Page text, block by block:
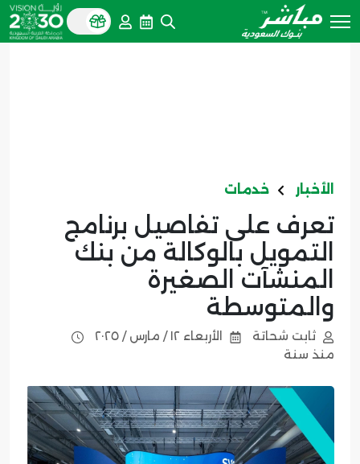
الأخبار خدمات
تعرف على تفاصيل برنامج
التمويل بالوكالة من بنك
المنشآت الصغيرة
والمتوسطة
ثابت شحاتة
الأربعاء ١٢ / مارس / ٢٠٢٥
منذ سنة